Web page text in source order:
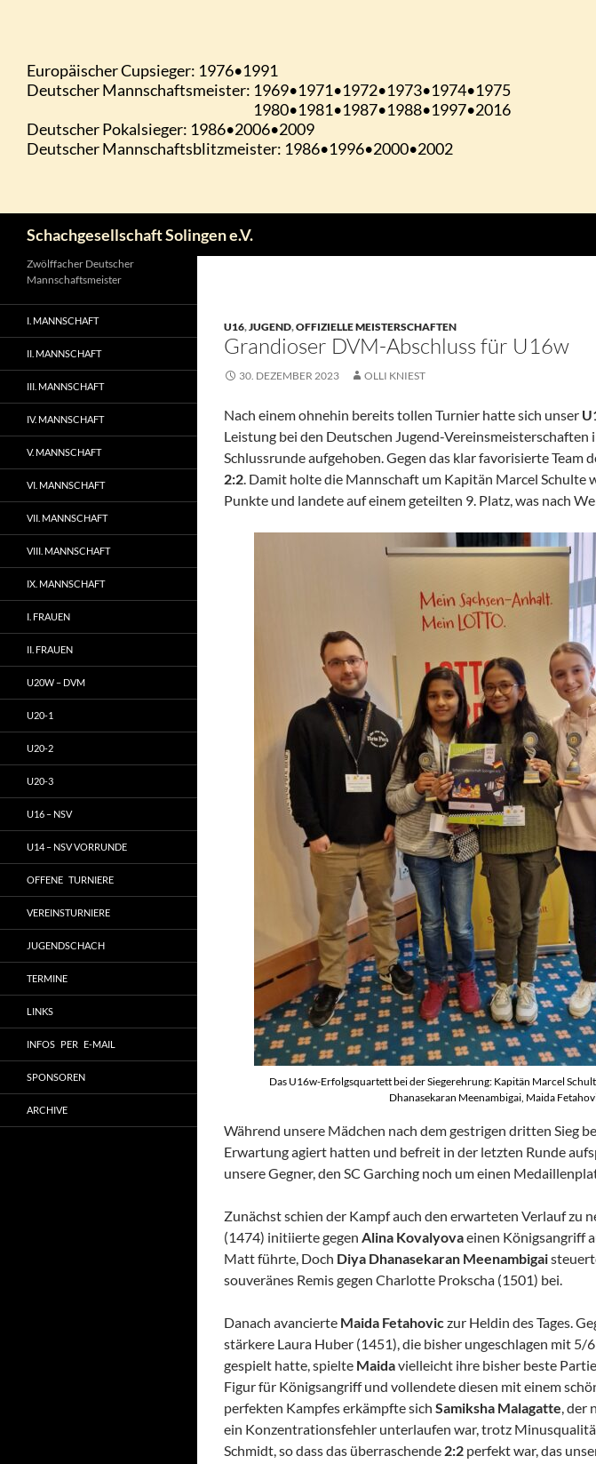
Schachgesellschaft Solingen e.V.
U16,JUGEND,OFFIZIELLE MEISTERSCHAFTEN
Grandioser DVM-Abschluss für U16w
30. DEZEMBER 2023 OLLI KNIEST
Nach einem ohnehin bereits tollen Turnier hatte sich unser
Leistung bei den Deutschen Jugend-Vereinsmeisterschaften
Schlussrunde aufgehoben. Gegen das klar favorisierte Team
2:2. Damit holte die Mannschaft um Kapitän Marcel Schulte
Punkte und landete auf einem geteilten 9. Platz, was nach
Das U16w-Erfolgsquartett bei der Siegerehrung: Kapitän Marcel
Dhanasekaran Meenambigai, Maida
Während unsere Mädchen nach dem gestrigen dritten Sieg
Erwartung agiert hatten und befreit in der letzten Runde
unsere Gegner, den SC Garching noch um einen
Zunächst schien der Kampf auch den erwarteten Verlauf zu
(1474) initiierte gegen Alina Kovalyovaeinen Königsangriff
Matt führte, Doch Diya Dhanasekaran Meenambigai
souveränes Remis gegen Charlotte Prokscha (1501) bei.
Danach avancierte Maida Fetahoviczur Heldin des Tages.
stärkere Laura Huber (1451), die bisher ungeschlagen mit 5/
gespielt hatte, spielte Maidavielleicht ihre bisher beste
Figur für Königsangriff und vollendete diesen mit einem
perfekten Kampfes erkämpfte sich Samiksha Malagatte, der
ein Konzentrationsfehler unterlaufen war, trotz
Schmidt, so dass das überraschende 2:2 perfekt war, das
Zwölffacher Deutscher
Mannschaftsmeister
I. MANNSCHAFT
II. MANNSCHAFT
III. MANNSCHAFT
IV. MANNSCHAFT
V. MANNSCHAFT
VI. MANNSCHAFT
VII. MANNSCHAFT
VIII. MANNSCHAFT
IX. MANNSCHAFT
I. FRAUEN
II. FRAUEN
U20W – DVM
U20-1
U20-2
U20-3
U16 – NSV
U14 – NSV VORRUNDE
OFFENE TURNIERE
VEREINSTURNIERE
JUGENDSCHACH
TERMINE
LINKS
INFOS PER E-MAIL
SPONSOREN
ARCHIVE